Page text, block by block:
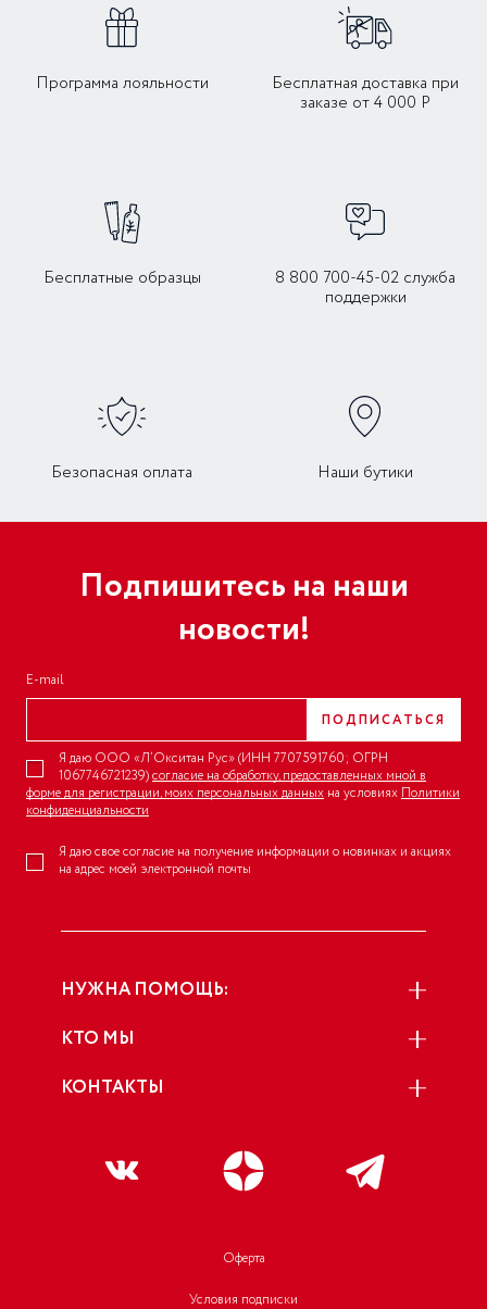
Программа лояльности
Бесплатная доставка при
заказе от 4 000 Р
Бесплатные образцы
8 800 700-45-02 служба
поддержки
Безопасная оплата Наши бутики
Подпишитесь на наши
новости!
E-mail
ПОДПИСАТЬСЯ
Я даю ООО «Л’Окситан Рус» (ИНН 7707591760; ОГРН
1067746721239)согласие на обработку, предоставленных мной в
форме для регистрации, моих персональных данных на условияхПолитики
конфиденциальности
Я даю свое согласие на получение информации о новинках и акциях
на адрес моей электронной почты
НУЖНА ПОМОЩЬ:
КТО МЫ
КОНТАКТЫ
Оферта
Условия подписки